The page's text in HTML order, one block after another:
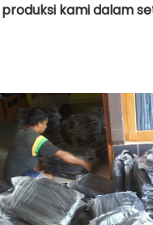
kami dalam